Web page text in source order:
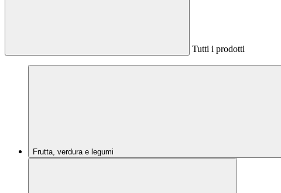
Tutti i prodotti
Frutta, verdura e legumi